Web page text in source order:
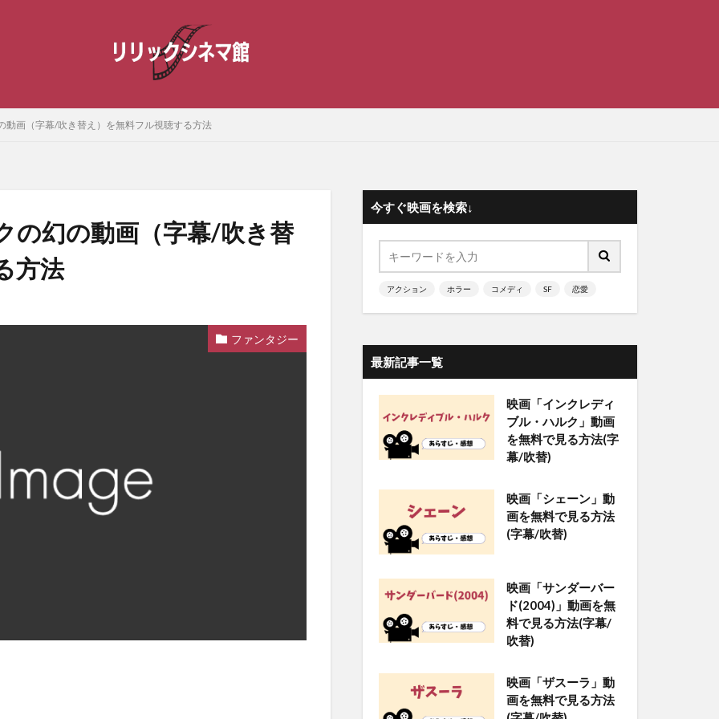
動画（字幕/吹き替え）を無料フル視聴する方法
の幻の動画（字幕/吹き替
方法
ファンタジー
今すぐ映画を検索↓
アクション ホラー コメディ SF 恋愛
最新記事一覧
映画「インクレディ
ブル・ハルク」動画
を無料で見る方法(字
幕/吹替)
映画「シェーン」動
画を無料で見る方法
(字幕/吹替)
映画「サンダーバー
ド(2004)」動画を無
料で見る方法(字幕/
吹替)
映画「ザスーラ」動
画を無料で見る方法